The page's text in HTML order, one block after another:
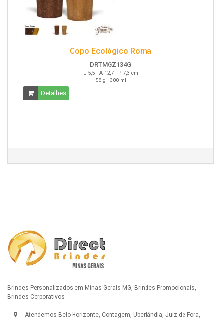
Copo Ecológico Roma
DRTMGZ134G
L 5,5 | A 12,7 | P 7,3 cm
58 g | 380 ml
Detalhes
Brindes Personalizados em Minas Gerais MG, Brindes Promocionais,
Brindes Corporativos
Atendemos Belo Horizonte, Contagem, Uberlândia, Juiz de Fora,